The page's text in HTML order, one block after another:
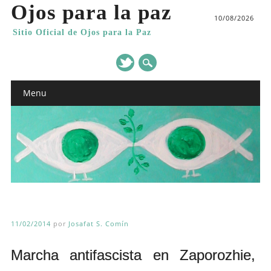
Ojos para la paz
Sitio Oficial de Ojos para la Paz
10/08/2026
Main menu
Menu
11/02/2014 por Josafat S. Comín
Marcha antifascista en Zaporozhie,